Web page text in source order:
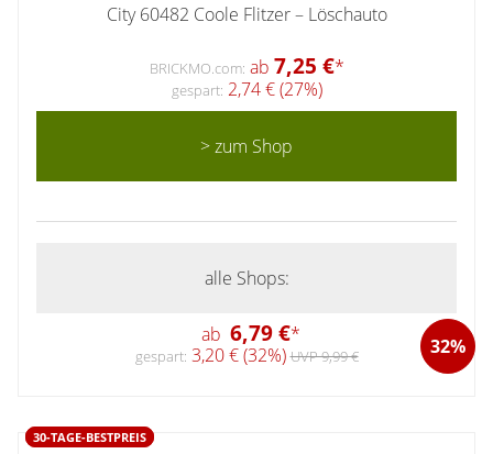
City 60482 Coole Flitzer – Löschauto
BRICKMO.com: ab 7,25 €*
gespart: 2,74 € (27%)
> zum Shop
alle Shops:
ab 6,79 €* 32%
gespart: 3,20 € (32%)UVP 9,99 €
30-TAGE-BESTPREIS